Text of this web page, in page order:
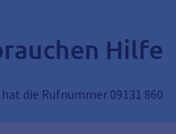
Hilfe?
die Rufnummer 09131 860